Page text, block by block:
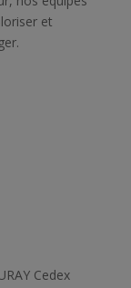
et
Cedex